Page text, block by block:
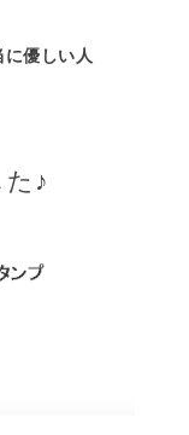
優しい人
♪